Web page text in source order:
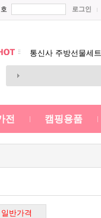
로그인
태산 제품 가격인하
스테인레스 냄비 시
통신사 주방선물세
태산 제품 가격인하
스테인레스 냄비 시
전 캠핑용품
일반가격